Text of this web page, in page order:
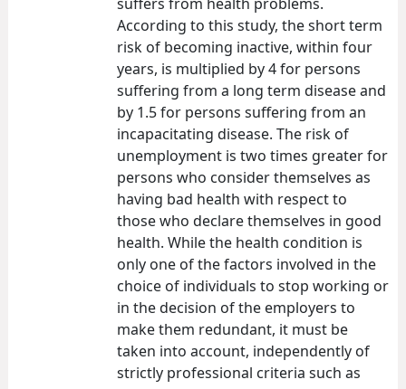
According to this study, the short term
risk of becoming inactive, within four
years, is multiplied by 4 for persons
suffering from a long term disease and
by 1.5 for persons suffering from an
incapacitating disease. The risk of
unemployment is two times greater for
persons who consider themselves as
having bad health with respect to
those who declare themselves in good
health. While the health condition is
only one of the factors involved in the
choice of individuals to stop working or
in the decision of the employers to
make them redundant, it must be
taken into account, independently of
strictly professional criteria such as